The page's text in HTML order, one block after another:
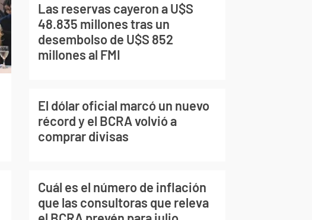
Las reservas cayeron a U$S
48.835 millones tras un
desembolso de U$S 852
millones al FMI
El dólar oficial marcó un nuevo
récord y el BCRA volvió a
comprar divisas
Cuál es el número de inflación
que las consultoras que releva